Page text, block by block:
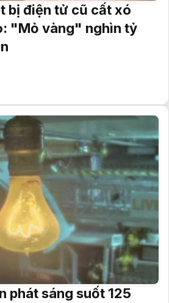
bị điện tử cũ cất xó
"Mỏ vàng" nghìn tỷ
phát sáng suốt 125